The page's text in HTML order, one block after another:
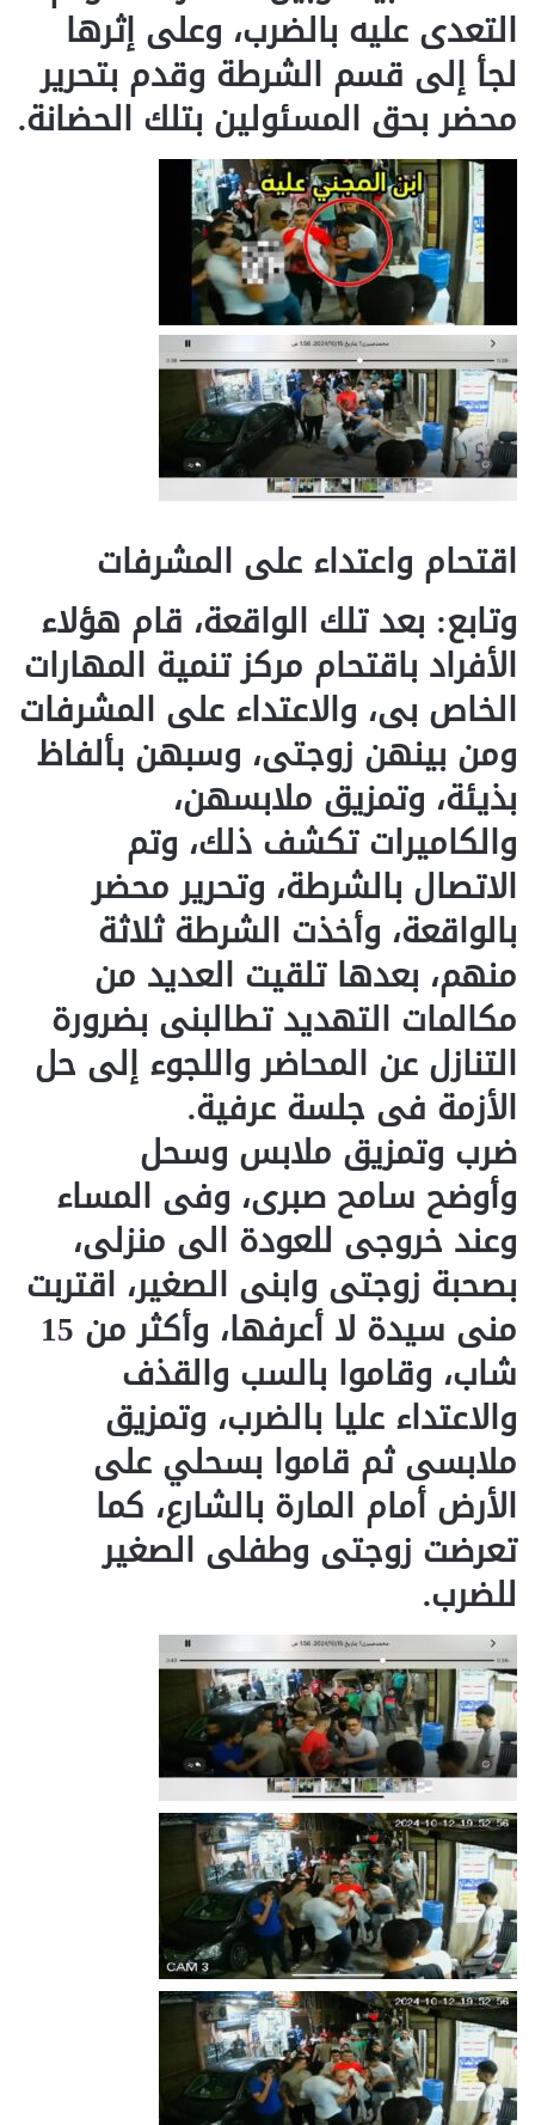
التعدى عليه بالضرب، وعلى إثرها
لجأ إلى قسم الشرطة وقدم بتحرير
محضر بحق المسئولين بتلك الحضانة.
اقتحام واعتداء على المشرفات
وتابع: بعد تلك الواقعة، قام هؤلاء
الأفراد باقتحام مركز تنمية المهارات
الخاص بى، والاعتداء على المشرفات
ومن بينهن زوجتى، وسبهن بألفاظ
بذيئة، وتمزيق ملابسهن،
والكاميرات تكشف ذلك، وتم
الاتصال بالشرطة، وتحرير محضر
بالواقعة، وأخذت الشرطة ثلاثة
منهم، بعدها تلقيت العديد من
مكالمات التهديد تطالبنى بضرورة
التنازل عن المحاضر واللجوء إلى حل
الأزمة فى جلسة عرفية.
ضرب وتمزيق ملابس وسحل
وأوضح سامح صبرى، وفى المساء
وعند خروجى للعودة الى منزلى،
بصحبة زوجتى وابنى الصغير، اقتربت
منى سيدة لا أعرفها، وأكثر من 15
شاب، وقاموا بالسب والقذف
والاعتداء عليا بالضرب، وتمزيق
ملابسى ثم قاموا بسحلي على
الأرض أمام المارة بالشارع، كما
تعرضت زوجتى وطفلى الصغير
للضرب.